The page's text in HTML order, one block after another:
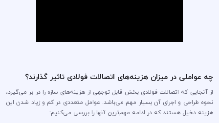
چه عواملی در میزان هزینه‌های اتصالات فولادی تاثیر گذارند؟
از آنجایی که اتصالات فولادی بخش قابل توجهی از هزینه‌های سازه را در بر می‌گیرد،
نحوه طراحی و اجرای آن بسیار مهم می‌باشد. عوامل متعددی در کم و زیاد شدن این
هزینه دخیل هستند که در ادامه مهم‌ترین آنها را بررسی می‌کنیم: